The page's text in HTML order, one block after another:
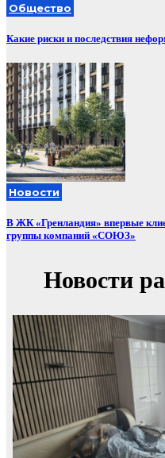
Общество
Какие риски и последствия
Новости
В ЖК «Гренландия» впервые
группы компаний «СОЮЗ»